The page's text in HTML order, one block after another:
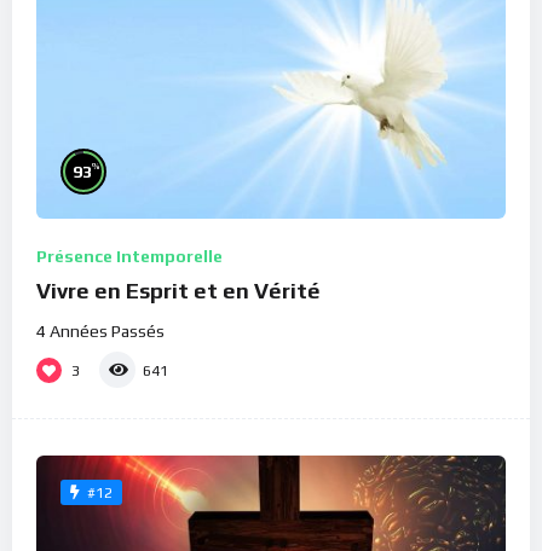
93%
Présence Intemporelle
Vivre en Esprit et en Vérité
4 Années Passés
3 641
#12